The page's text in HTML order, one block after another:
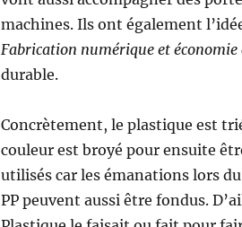
machines. Ils ont également
Fabrication numérique et
durable.
Concrètement, le plastique est
couleur est broyé pour ensuite
utilisés car les émanations lors
PP peuvent aussi être fondus.